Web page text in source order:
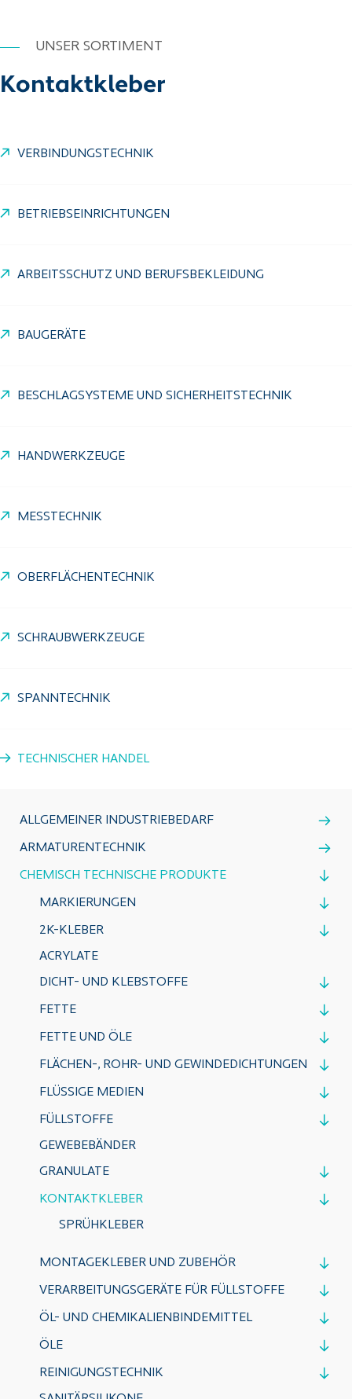
UNSER SORTIMENT
Kontaktkleber
VERBINDUNGSTECHNIK
BETRIEBSEINRICHTUNGEN
ARBEITSSCHUTZ UND BERUFSBEKLEIDUNG
BAUGERÄTE
BESCHLAGSYSTEME UND SICHERHEITSTECHNIK
HANDWERKZEUGE
MESSTECHNIK
OBERFLÄCHENTECHNIK
SCHRAUBWERKZEUGE
SPANNTECHNIK
TECHNISCHER HANDEL
ALLGEMEINER INDUSTRIEBEDARF
ARMATURENTECHNIK
CHEMISCH TECHNISCHE PRODUKTE
MARKIERUNGEN
2K-KLEBER
ACRYLATE
DICHT- UND KLEBSTOFFE
FETTE
FETTE UND ÖLE
FLÄCHEN-, ROHR- UND GEWINDEDICHTUNGEN
FLÜSSIGE MEDIEN
FÜLLSTOFFE
GEWEBEBÄNDER
GRANULATE
KONTAKTKLEBER
SPRÜHKLEBER
MONTAGEKLEBER UND ZUBEHÖR
VERARBEITUNGSGERÄTE FÜR FÜLLSTOFFE
ÖL- UND CHEMIKALIENBINDEMITTEL
ÖLE
REINIGUNGSTECHNIK